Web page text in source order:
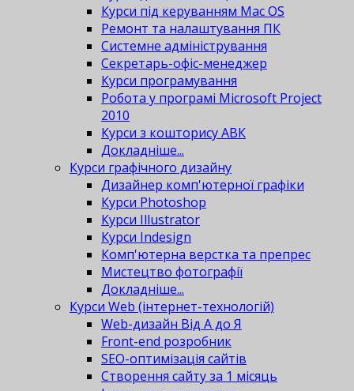
Курси під керуванням Mac OS
Ремонт та налаштування ПК
Системне адміністрування
Секретарь-офіс-менеджер
Курси програмування
Робота у програмі Microsoft Project
2010
Курси з кошторису АВК
Докладніше...
Курси графічного дизайну
Дизайнер комп'ютерної графіки
Курси Photoshop
Курси Illustrator
Курси Indesign
Комп'ютерна верстка та препрес
Мистецтво фотографії
Докладніше...
Курси Web (інтернет-технологій)
Web-дизайн Від А до Я
Front-end розробник
SEO-оптимізація сайтів
Створення сайту за 1 місяць